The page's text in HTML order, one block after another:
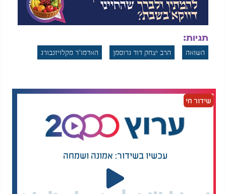
תגיות:
השואה הרב יצחק דוד גרוסמן האדמו"ר מקלויזנבורג
שידור חי
עכשיו בשידור: אמונה ושמחה